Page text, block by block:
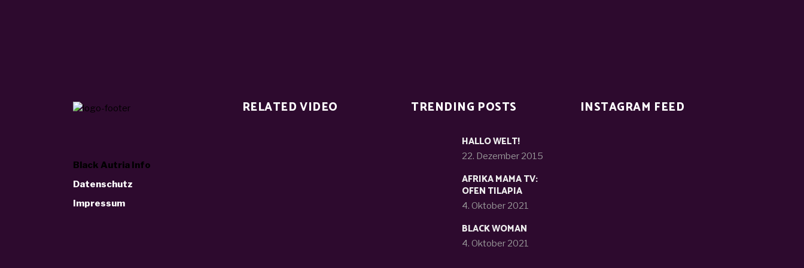
Black Autria Info
Datenschutz
Impressum
RELATED VIDEO TRENDING POSTS
HALLO WELT!
22. Dezember 2015
AFRIKA MAMA TV:
OFEN TILAPIA
4. Oktober 2021
BLACK WOMAN
4. Oktober 2021
INSTAGRAM FEED